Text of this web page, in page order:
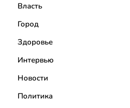
Власть
Город
Здоровье
Интервью
Новости
Политика